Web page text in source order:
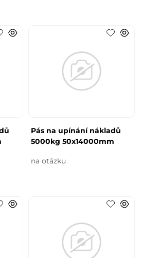
Pás na upínání nákladů
5000kg 50x14000mm
na otázku